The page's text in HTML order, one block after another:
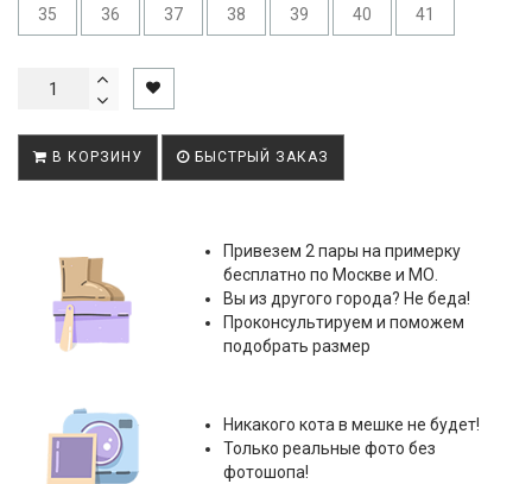
35 36 37 38 39 40 41
В КОРЗИНУ БЫСТРЫЙ ЗАКАЗ
Привезем 2 пары на примерку
бесплатно по Москве и МО.
Вы из другого города? Не беда!
Проконсультируем и поможем
подобрать размер
Никакого кота в мешке не будет!
Только реальные фото без
фотошопа!